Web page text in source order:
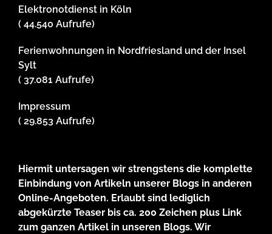
Elektronotdienst in Köln
( 44.540 Aufrufe)
Ferienwohnungen in Nordfriesland und der Insel
Sylt
( 37.081 Aufrufe)
Impressum
( 29.853 Aufrufe)
Hiermit untersagen wir strengstens die komplette
Einbindung von Artikeln unserer Blogs in anderen
Online-Angeboten. Erlaubt sind lediglich
abgekürzte Teaser bis ca. 200 Zeichen plus Link
zum ganzen Artikel in unseren Blogs. Wir